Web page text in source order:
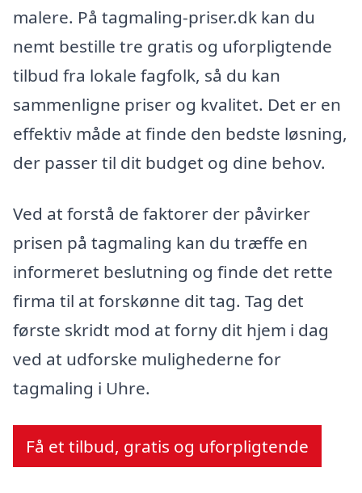
malere. På tagmaling-priser.dk kan du
nemt bestille tre gratis og uforpligtende
tilbud fra lokale fagfolk, så du kan
sammenligne priser og kvalitet. Det er en
effektiv måde at finde den bedste løsning,
der passer til dit budget og dine behov.
Ved at forstå de faktorer der påvirker
prisen på tagmaling kan du træffe en
informeret beslutning og finde det rette
firma til at forskønne dit tag. Tag det
første skridt mod at forny dit hjem i dag
ved at udforske mulighederne for
tagmaling i Uhre.
Få et tilbud, gratis og uforpligtende